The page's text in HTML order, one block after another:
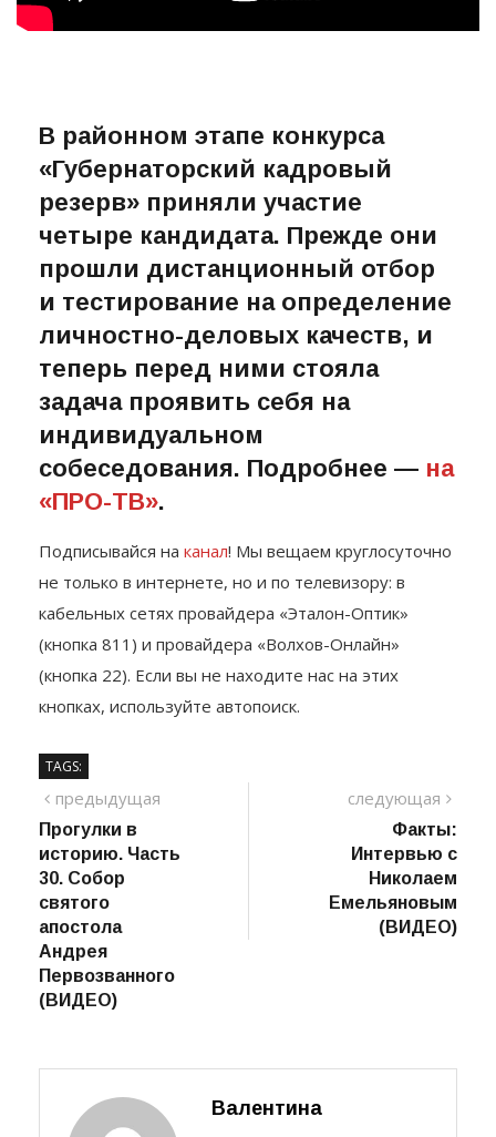
В районном этапе конкурса
«Губернаторский кадровый
резерв» приняли участие
четыре кандидата. Прежде они
прошли дистанционный отбор
и тестирование на определение
личностно-деловых качеств, и
теперь перед ними стояла
задача проявить себя на
индивидуальном
собеседования. Подробнее — на
«ПРО-ТВ».
Подписывайся на канал! Мы вещаем круглосуточно
не только в интернете, но и по телевизору: в
кабельных сетях провайдера «Эталон-Оптик»
(кнопка 811) и провайдера «Волхов-Онлайн»
(кнопка 22). Если вы не находите нас на этих
кнопках, используйте автопоиск.
TAGS:
Навигация
по
записям
предыдущая
Прогулки в
историю. Часть
30. Собор
святого
апостола
Андрея
Первозванного
(ВИДЕО)
следующая
Факты:
Интервью с
Николаем
Емельяновым
(ВИДЕО)
Валентина